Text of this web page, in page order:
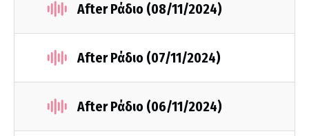
After Ράδιο (08/11/2024)
After Ράδιο (07/11/2024)
After Ράδιο (06/11/2024)